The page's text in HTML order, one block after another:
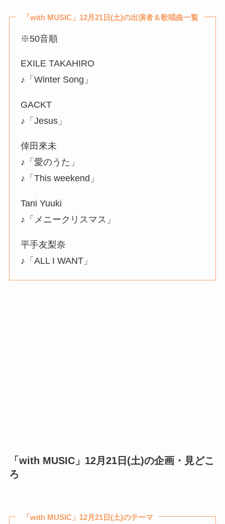
「with MUSIC」12月21日(土)の出演者＆歌唱曲一覧
※50音順
EXILE TAKAHIRO
♪「Winter Song」
GACKT
♪「Jesus」
倖田來未
♪「愛のうた」
♪「This weekend」
Tani Yuuki
♪「メニークリスマス」
平手友梨奈
♪「ALL I WANT」
「with MUSIC」 12月 21日(土)の企画・見どこ
ろ
「with MUSIC」 12月21日(土)のテーマ